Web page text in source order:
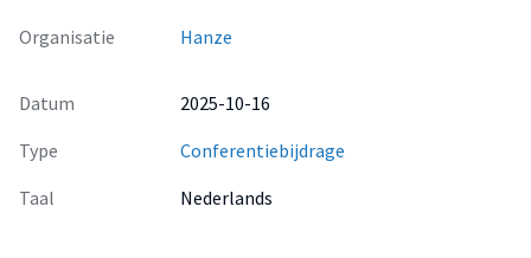
Organisatie Hanze
Datum
2025-10-16
Type
Conferentiebijdrage
Taal
Nederlands